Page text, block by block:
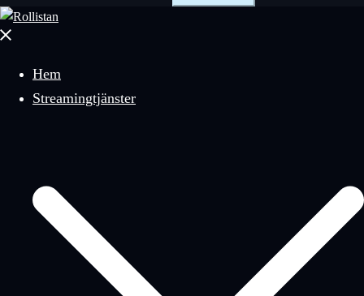
efter:
Stäng
Hem
Streamingtjänster